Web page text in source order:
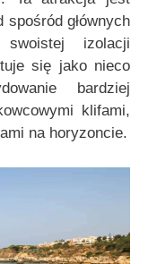
głównych
izolacji
się jako nieco
bardziej
klifami,
na horyzoncie.